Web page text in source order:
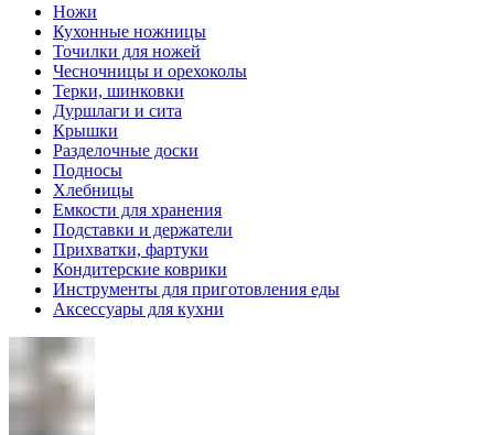
Ножи
Кухонные ножницы
Точилки для ножей
Чесночницы и орехоколы
Терки, шинковки
Дуршлаги и сита
Крышки
Разделочные доски
Подносы
Хлебницы
Емкости для хранения
Подставки и держатели
Прихватки, фартуки
Кондитерские коврики
Инструменты для приготовления еды
Аксессуары для кухни